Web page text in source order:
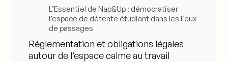
L’Essentiel de Nap&Up : démocratiser
l’espace de détente étudiant dans les lieux
de passages
Réglementation et obligations légales
autour de l’espace calme au travail